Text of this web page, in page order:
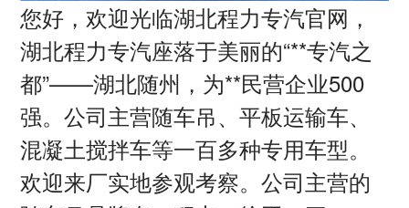
您好，欢迎光临湖北程力专汽官网，
湖北程力专汽座落于美丽的“**专汽之
都”——湖北随州，为**民营企业500
强。公司主营随车吊、平板运输车、
混凝土搅拌车等一百多种专用车型。
欢迎来厂实地参观考察。公司主营的